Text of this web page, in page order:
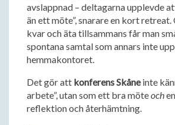
avslappnad – deltagarna upplevde
än ett möte”, snarare en kort
kvar och äta tillsammans får man
spontana samtal som annars inte
hemmakontoret.
Det gör att konferens Skåneinte
arbete”, utan som ett bra möteoch
reflektion och återhämtning.